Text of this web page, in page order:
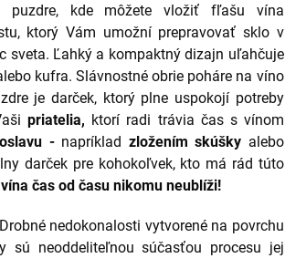
puzdre, kde môžete vložiť fľašu vína
ktorý Vám umožní prepravovať sklo v
sveta. Ľahký a kompaktný dizajn uľahčuje
kufra. Slávnostné obrie poháre na víno
je darček, ktorý plne uspokojí potreby
priatelia, ktorí radi trávia čas s vínom
- napríklad zložením skúšky alebo
darček pre kohokoľvek, kto má rád túto
čas od času nikomu neublíži!
nedokonalosti vytvorené na povrchu
sú neoddeliteľnou súčasťou procesu jej